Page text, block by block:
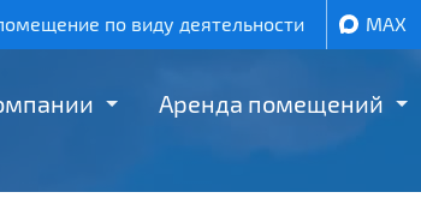
по виду деятельности MAX
Аренда помещений